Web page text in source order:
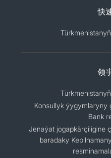
快
领
Konsullyk ýygymlaryny
Bank
Jenaýat jogapkärçiligine
baradaky